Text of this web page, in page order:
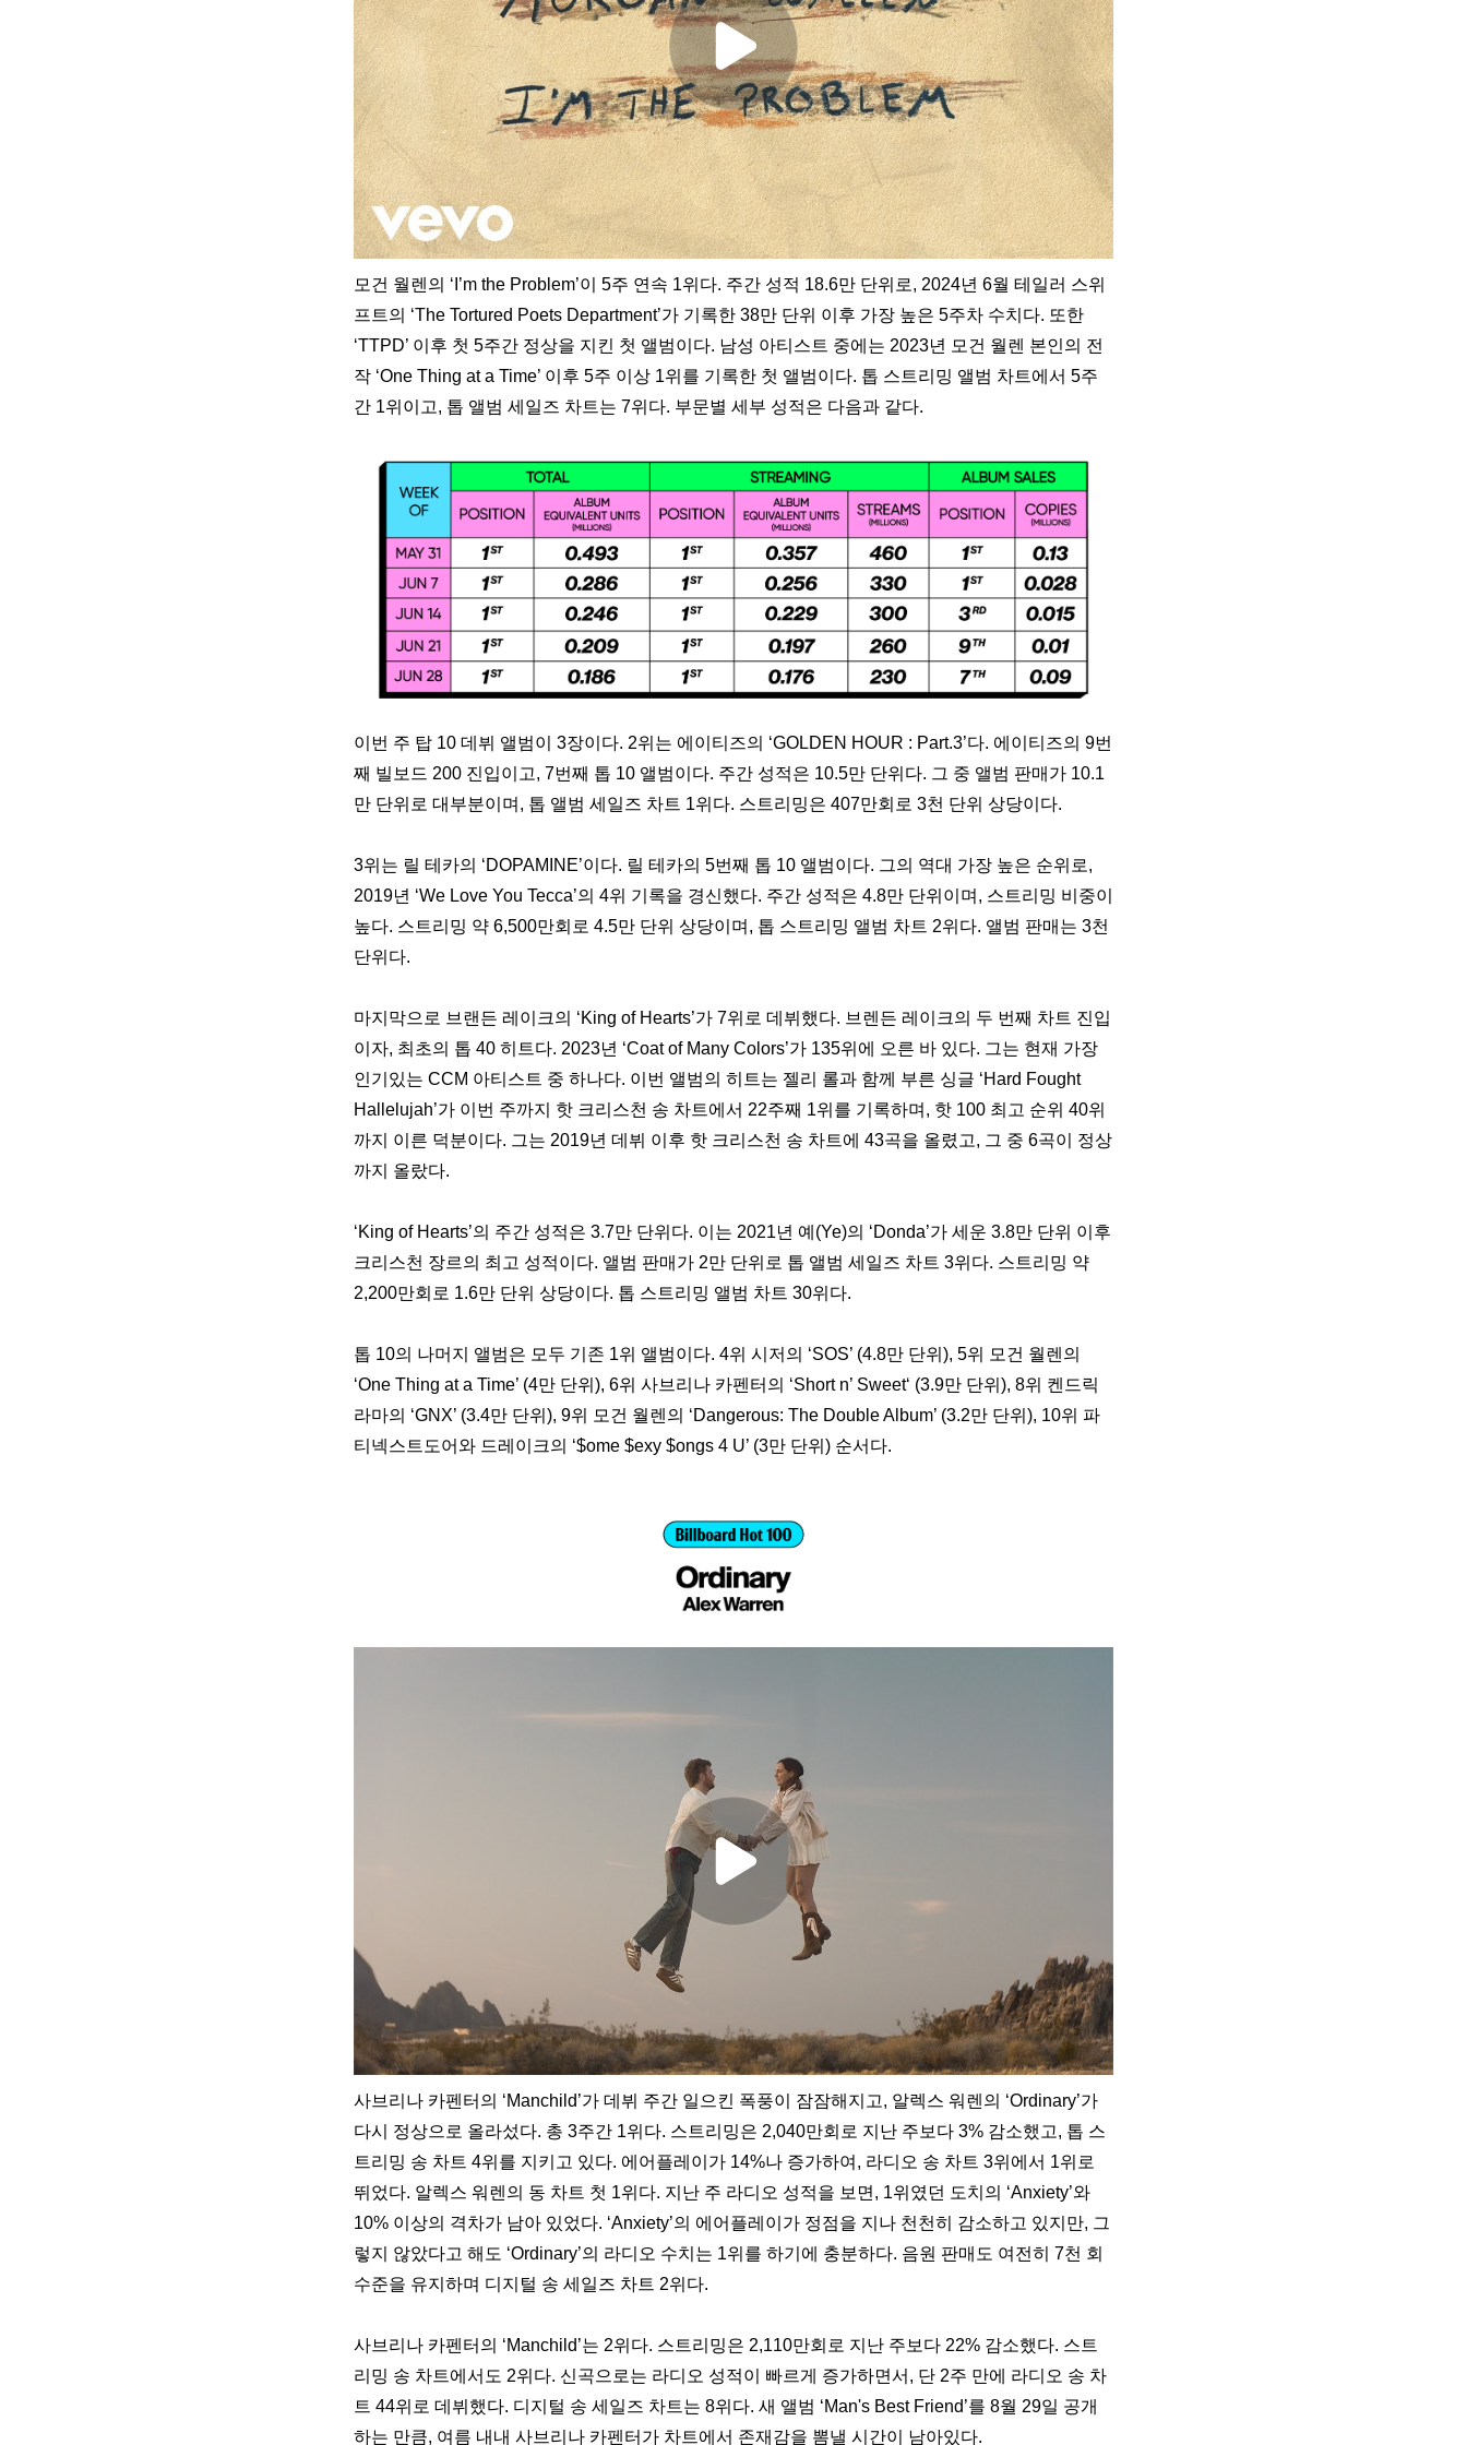
모건 월렌의 ‘I’m the Problem’이 5주 연속 1위다. 주간 성적 18.6만 단위로, 2024년 6월 테일러 스위
프트의 ‘The Tortured Poets Department’가 기록한 38만 단위 이후 가장 높은 5주차 수치다. 또한
‘TTPD’ 이후 첫 5주간 정상을 지킨 첫 앨범이다. 남성 아티스트 중에는 2023년 모건 월렌 본인의 전
작 ‘One Thing at a Time’ 이후 5주 이상 1위를 기록한 첫 앨범이다. 톱 스트리밍 앨범 차트에서 5주
간 1위이고, 톱 앨범 세일즈 차트는 7위다. 부문별 세부 성적은 다음과 같다.
이번 주 탑 10 데뷔 앨범이 3장이다. 2위는 에이티즈의 ‘GOLDEN HOUR : Part.3’다. 에이티즈의 9번
째 빌보드 200 진입이고, 7번째 톱 10 앨범이다. 주간 성적은 10.5만 단위다. 그 중 앨범 판매가 10.1
만 단위로 대부분이며, 톱 앨범 세일즈 차트 1위다. 스트리밍은 407만회로 3천 단위 상당이다.
3위는 릴 테카의 ‘DOPAMINE’이다. 릴 테카의 5번째 톱 10 앨범이다. 그의 역대 가장 높은 순위로,
2019년 ‘We Love You Tecca’의 4위 기록을 경신했다. 주간 성적은 4.8만 단위이며, 스트리밍 비중이
높다. 스트리밍 약 6,500만회로 4.5만 단위 상당이며, 톱 스트리밍 앨범 차트 2위다. 앨범 판매는 3천
단위다.
마지막으로 브랜든 레이크의 ‘King of Hearts’가 7위로 데뷔했다. 브렌든 레이크의 두 번째 차트 진입
이자, 최초의 톱 40 히트다. 2023년 ‘Coat of Many Colors’가 135위에 오른 바 있다. 그는 현재 가장
인기있는 CCM 아티스트 중 하나다. 이번 앨범의 히트는 젤리 롤과 함께 부른 싱글 ‘Hard Fought
Hallelujah’가 이번 주까지 핫 크리스천 송 차트에서 22주째 1위를 기록하며, 핫 100 최고 순위 40위
까지 이른 덕분이다. 그는 2019년 데뷔 이후 핫 크리스천 송 차트에 43곡을 올렸고, 그 중 6곡이 정상
까지 올랐다.
‘King of Hearts’의 주간 성적은 3.7만 단위다. 이는 2021년 예(Ye)의 ‘Donda’가 세운 3.8만 단위 이후
크리스천 장르의 최고 성적이다. 앨범 판매가 2만 단위로 톱 앨범 세일즈 차트 3위다. 스트리밍 약
2,200만회로 1.6만 단위 상당이다. 톱 스트리밍 앨범 차트 30위다.
톱 10의 나머지 앨범은 모두 기존 1위 앨범이다. 4위 시저의 ‘SOS’ (4.8만 단위), 5위 모건 월렌의
‘One Thing at a Time’ (4만 단위), 6위 사브리나 카펜터의 ‘Short n’ Sweet‘ (3.9만 단위), 8위 켄드릭
라마의 ‘GNX’ (3.4만 단위), 9위 모건 월렌의 ‘Dangerous: The Double Album’ (3.2만 단위), 10위 파
티넥스트도어와 드레이크의 ‘$ome $exy $ongs 4 U’ (3만 단위) 순서다.
사브리나 카펜터의 ‘Manchild’가 데뷔 주간 일으킨 폭풍이 잠잠해지고, 알렉스 워렌의 ‘Ordinary’가
다시 정상으로 올라섰다. 총 3주간 1위다. 스트리밍은 2,040만회로 지난 주보다 3% 감소했고, 톱 스
트리밍 송 차트 4위를 지키고 있다. 에어플레이가 14%나 증가하여, 라디오 송 차트 3위에서 1위로
뛰었다. 알렉스 워렌의 동 차트 첫 1위다. 지난 주 라디오 성적을 보면, 1위였던 도치의 ‘Anxiety’와
10% 이상의 격차가 남아 있었다. ‘Anxiety’의 에어플레이가 정점을 지나 천천히 감소하고 있지만, 그
렇지 않았다고 해도 ‘Ordinary’의 라디오 수치는 1위를 하기에 충분하다. 음원 판매도 여전히 7천 회
수준을 유지하며 디지털 송 세일즈 차트 2위다.
사브리나 카펜터의 ‘Manchild’는 2위다. 스트리밍은 2,110만회로 지난 주보다 22% 감소했다. 스트
리밍 송 차트에서도 2위다. 신곡으로는 라디오 성적이 빠르게 증가하면서, 단 2주 만에 라디오 송 차
트 44위로 데뷔했다. 디지털 송 세일즈 차트는 8위다. 새 앨범 ‘Man's Best Friend’를 8월 29일 공개
하는 만큼, 여름 내내 사브리나 카펜터가 차트에서 존재감을 뽐낼 시간이 남아있다.